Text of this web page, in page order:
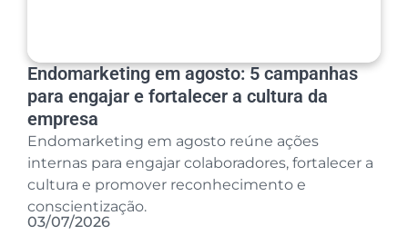
Endomarketing em agosto: 5 campanhas
para engajar e fortalecer a cultura da
empresa
Endomarketing em agosto reúne ações
internas para engajar colaboradores, fortalecer a
cultura e promover reconhecimento e
conscientização.
03/07/2026